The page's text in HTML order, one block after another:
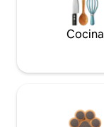
Cocina